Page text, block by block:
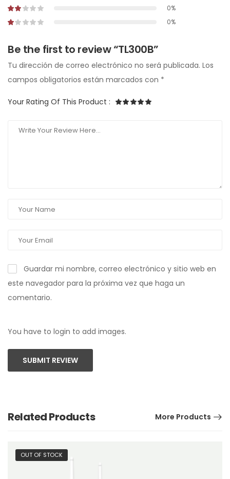
0%
0%
Be the first to review “TL300B”
Tu dirección de correo electrónico no será publicada. Los
campos obligatorios están marcados con *
Your Rating Of This Product :
Guardar mi nombre, correo electrónico y sitio web en
este navegador para la próxima vez que haga un
comentario.
You have to login to add images.
SUBMIT REVIEW
Related Products More Products
OUT OF STOCK